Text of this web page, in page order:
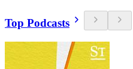
Top Podcasts